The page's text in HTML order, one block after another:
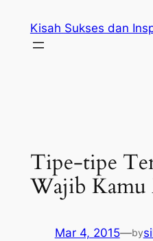
content
Kisah Sukses dan
Tipe-tipe
Wajib
Mar 4, 2015—by